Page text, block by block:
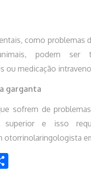
como problemas
podem ser
ou medicação
garganta
sofrem de
superior e isso
otorrinolaringologista